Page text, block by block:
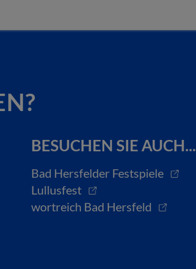
BESUCHEN SIE AUCH...
Bad Hersfelder Festspiele
Lullusfest
wortreich Bad Hersfeld